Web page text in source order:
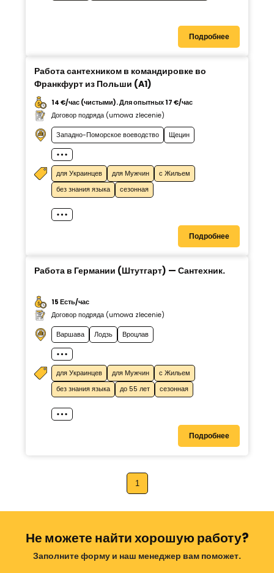
Подробнее
Работа сантехником в командировке во
Франкфурт из Польши (A1)
14 €/час (чистыми). Для опытных 17 €/час
Договор подряда (umowa zlecenie)
Западно-Поморское воеводство Щецин
для Украинцев для Мужчин
с Жильем
без знания языка
сезонная
Подробнее
Работа в Германии (Штутгарт) — Сантехник.
15 Есть/час
Договор подряда (umowa zlecenie)
Варшава Лодзь Вроцлав
для Украинцев для Мужчин
с Жильем
без знания языка
до 55 лет сезонная
Подробнее
1
Не можете найти хорошую работу?
Заполните форму и наш менеджер вам поможет.